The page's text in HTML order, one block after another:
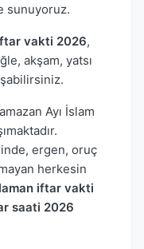
sunuyoruz.
vakti 2026,
akşam, yatsı
Ayı İslam
ergen, oruç
herkesin
iftar vakti
saati 2026